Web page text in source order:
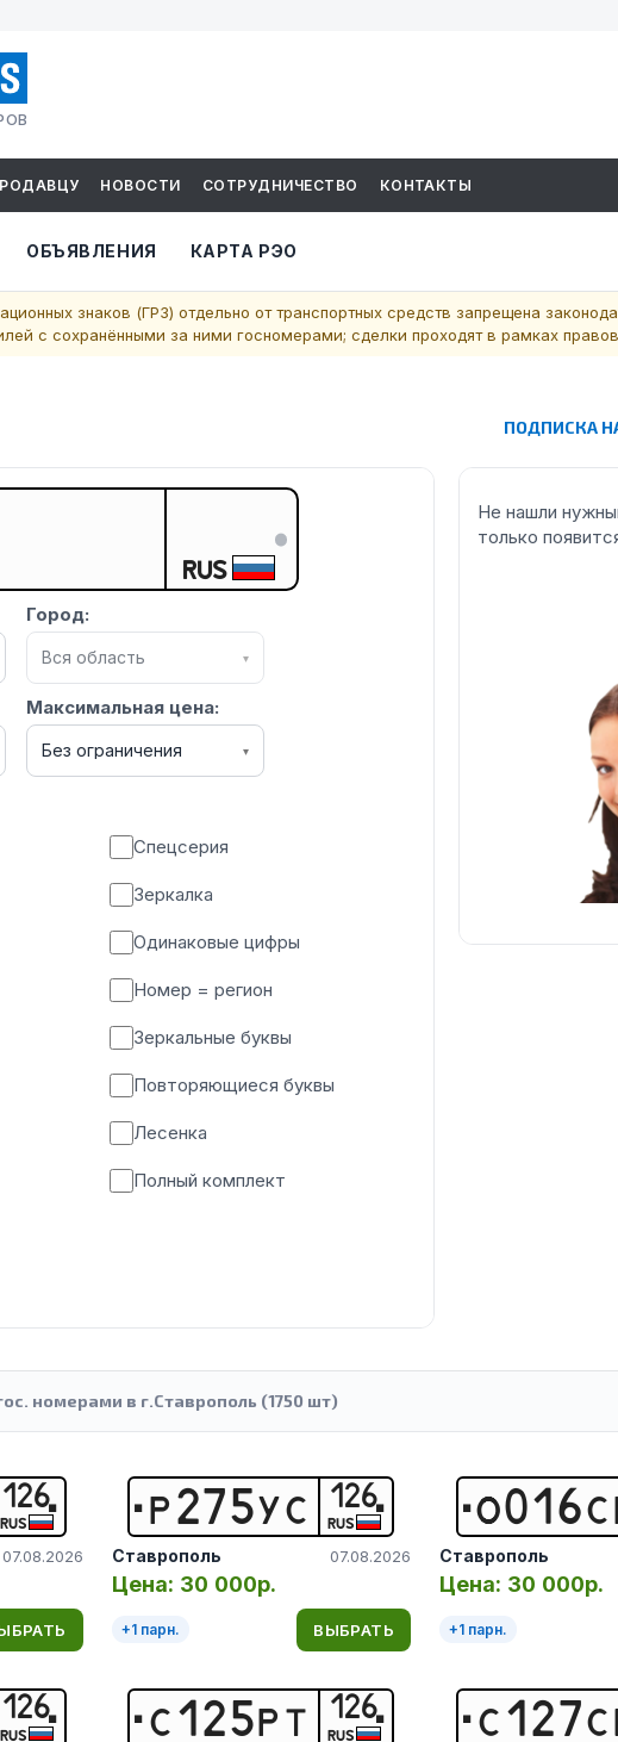
НОВОСТИ СОТРУДНИЧЕСТВО КОНТАКТЫ
ОБЪЯВЛЕНИЯ КАРТА РЭО
знаков (ГРЗ) отдельно от транспортных средств запрещена
с сохранёнными за ними госномерами; сделки проходят в рамках
RUS
Город:
Вся область ▾
Максимальная цена:
Без ограничения ▾
Спецсерия
Зеркалка
Одинаковые цифры
Номер = регион
Зеркальные буквы
Повторяющиеся буквы
Лесенка
Полный комплект
ПОДПИСКА
Не нашли
только
номерами в г.Ставрополь (1750 шт)
126
RUS
07.08.2026
126
RUS
Р 275УС 126
RUS
Ставрополь 07.08.2026
Цена: 30 000р.
+1парн. ВЫБРАТЬ
С 1 25Р Т 126
RUS
О01 6С
Ставрополь
Цена: 30 000р.
+1 парн.
С 1 27С